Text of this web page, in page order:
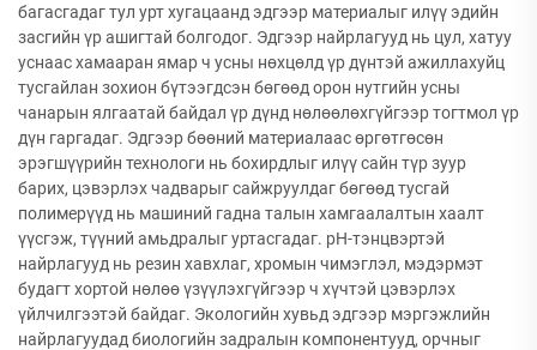
багасгадаг тул урт хугацаанд эдгээр материалыг илүү эдийн
засгийн үр ашигтай болгодог. Эдгээр найрлагууд нь цул, хатуу
уснаас хамааран ямар ч усны нөхцөлд үр дүнтэй ажиллахуйц
тусгайлан зохион бүтээгдсэн бөгөөд орон нутгийн усны
чанарын ялгаатай байдал үр дүнд нөлөөлөхгүйгээр тогтмол үр
дүн гаргадаг. Эдгээр бөөний материалаас өргөтгөсөн
эрэгшүүрийн технологи нь бохирдлыг илүү сайн түр зуур
барих, цэвэрлэх чадварыг сайжруулдаг бөгөөд тусгай
полимерүүд нь машиний гадна талын хамгаалалтын хаалт
үүсгэж, түүний амьдралыг уртасгадаг. pH-тэнцвэртэй
найрлагууд нь резин хавхлаг, хромын чимэглэл, мэдэрмэт
будагт хортой нөлөө үзүүлэхгүйгээр ч хүчтэй цэвэрлэх
үйлчилгээтэй байдаг. Экологийн хувьд эдгээр мэргэжлийн
найрлагуудад биологийн задралын компонентууд, орчныг